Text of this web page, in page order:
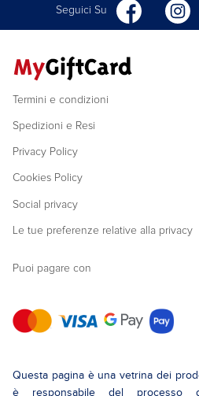
Seguici Su
Termini e condizioni
Spedizioni e Resi
Privacy Policy
Cookies Policy
Social privacy
Le tue preferenze relative alla privacy
Puoi pagare con
Questa pagina è una vetrina dei
è responsabile del processo